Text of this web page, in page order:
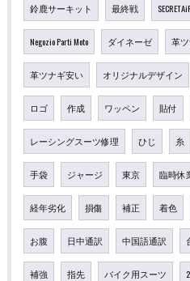
鈴鹿サーキット 最終戦
Negozio Parti Moto ダイネーゼ 革
革ツナギ安い オリジナルデザイン
ロゴ 作成 ワッペン 貼付
レーシングスーツ修理 ひじ 糸
手袋 ジャージ 東京 臨時休
経年劣化 損傷 補正 着色
お腹 日中通訳 中国語通訳
補強 指先 バイク用スーツ